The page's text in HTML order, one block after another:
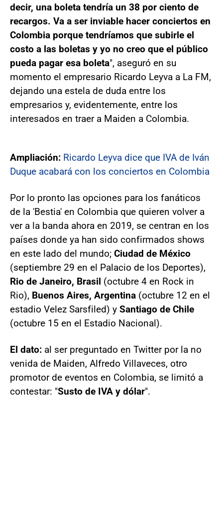
decir, una boleta tendría un 38 por ciento de
recargos. Va a ser inviable hacer conciertos en
Colombia porque tendríamos que subirle el
costo a las boletas y yo no creo que el público
pueda pagar esa boleta", aseguró en su
momento el empresario Ricardo Leyva a La FM,
dejando una estela de duda entre los
empresarios y, evidentemente, entre los
interesados en traer a Maiden a Colombia.
Ampliación: Ricardo Leyva dice que IVA de Iván
Duque acabará con los conciertos en Colombia
Por lo pronto las opciones para los fanáticos
de la 'Bestia' en Colombia que quieren volver a
ver a la banda ahora en 2019, se centran en los
países donde ya han sido confirmados shows
en este lado del mundo; Ciudad de México
(septiembre 29 en el Palacio de los Deportes),
Rio de Janeiro, Brasil (octubre 4 en Rock in
Rio), Buenos Aires, Argentina (octubre 12 en el
estadio Velez Sarsfiled) y Santiago de Chile
(octubre 15 en el Estadio Nacional).
El dato: al ser preguntado en Twitter por la no
venida de Maiden, Alfredo Villaveces, otro
promotor de eventos en Colombia, se limitó a
contestar: "Susto de IVA y dólar".